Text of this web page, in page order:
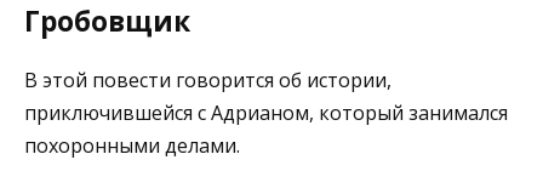
Гробовщик
В этой повести говорится об истории,
приключившейся с Адрианом, который занимался
похоронными делами.